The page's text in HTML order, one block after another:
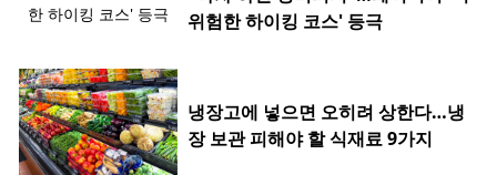
위험한 하이킹 코스' 등극
냉장고에 넣으면 오히려 상한다…냉
장 보관 피해야 할 식재료 9가지